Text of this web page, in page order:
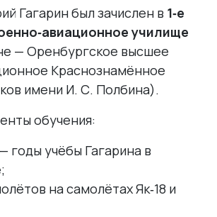
Гагарин был зачислен в 1‑е
училище
— Оренбургское высшее
Краснознамённое
имени И. С. Полбина).
обучения:
— годы учёбы Гагарина в
на самолётах Як‑18 и